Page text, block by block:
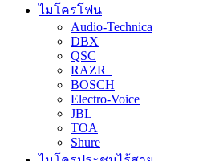
ไมโครโฟน
Audio-Technica
DBX
QSC
RAZR
BOSCH
Electro-Voice
JBL
TOA
Shure